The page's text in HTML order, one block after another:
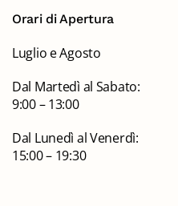
Orari di Apertura
Luglio e Agosto
Dal Martedì al Sabato:
9:00 – 13:00
Dal Lunedì al Venerdì:
15:00 – 19:30